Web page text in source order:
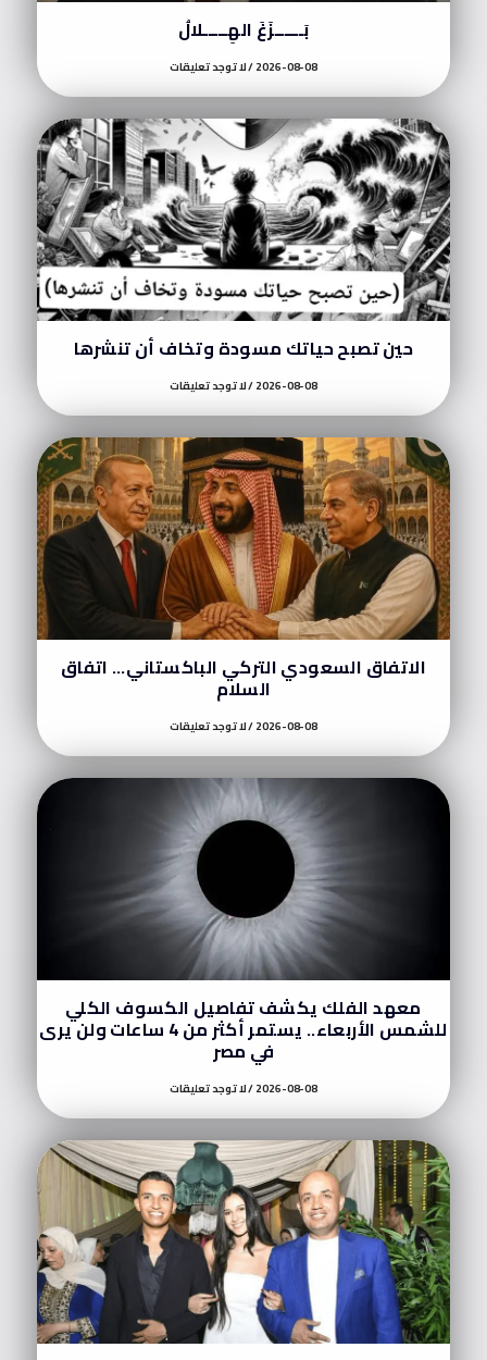
بَــــــزَغَ الهِـــــلالُ
2026-08-08 لا توجد تعليقات
حين تصبح حياتك مسودة وتخاف أن تنشرها
2026-08-08 لا توجد تعليقات
الاتفاق السعودي التركي الباكستاني… اتفاق
السلام
2026-08-08 لا توجد تعليقات
معهد الفلك يكشف تفاصيل الكسوف الكلي
للشمس الأربعاء.. يستمر أكثر من 4 ساعات ولن يرى
في مصر
2026-08-08 لا توجد تعليقات